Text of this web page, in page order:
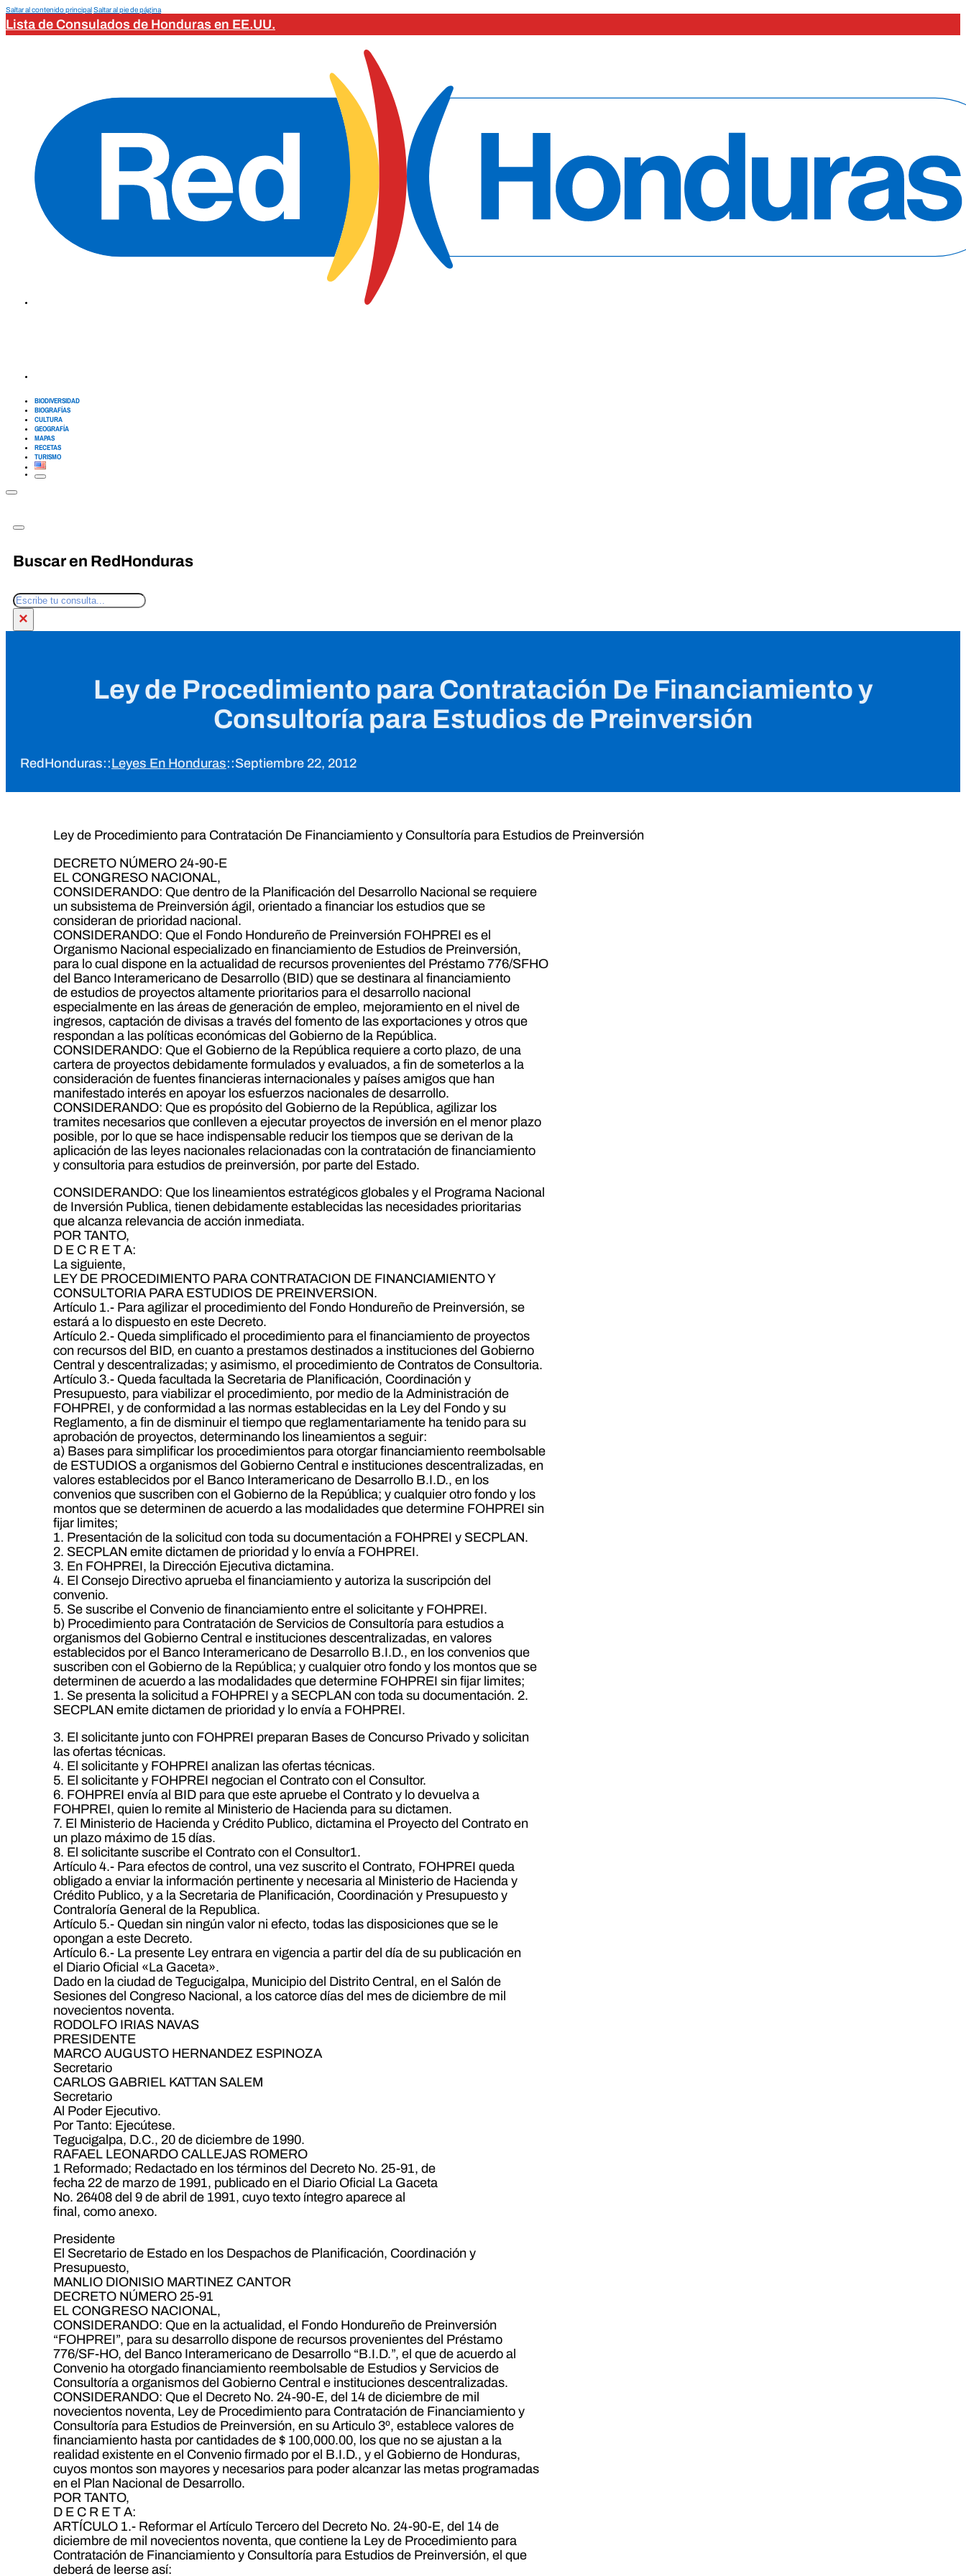
Saltar al contenido principalSaltar al pie de página
Lista de Consulados de Honduras en EE.UU.
BIODIVERSIDAD
BIOGRAFÍAS
CULTURA
GEOGRAFÍA
MAPAS
RECETAS
TURISMO
Buscar en RedHonduras
Buscar
×
Ley de Procedimiento para Contratación De Financiamiento y
Consultoría para Estudios de Preinversión
RedHonduras::Leyes En Honduras::Septiembre 22, 2012
Ley de Procedimiento para Contratación De Financiamiento y Consultoría para Estudios de Preinversión
DECRETO NÚMERO 24-90-E
EL CONGRESO NACIONAL,
CONSIDERANDO: Que dentro de la Planificación del Desarrollo Nacional se requiere
un subsistema de Preinversión ágil, orientado a financiar los estudios que se
consideran de prioridad nacional.
CONSIDERANDO: Que el Fondo Hondureño de Preinversión FOHPREI es el
Organismo Nacional especializado en financiamiento de Estudios de Preinversión,
para lo cual dispone en la actualidad de recursos provenientes del Préstamo 776/SFHO
del Banco Interamericano de Desarrollo (BID) que se destinara al financiamiento
de estudios de proyectos altamente prioritarios para el desarrollo nacional
especialmente en las áreas de generación de empleo, mejoramiento en el nivel de
ingresos, captación de divisas a través del fomento de las exportaciones y otros que
respondan a las políticas económicas del Gobierno de la República.
CONSIDERANDO: Que el Gobierno de la República requiere a corto plazo, de una
cartera de proyectos debidamente formulados y evaluados, a fin de someterlos a la
consideración de fuentes financieras internacionales y países amigos que han
manifestado interés en apoyar los esfuerzos nacionales de desarrollo.
CONSIDERANDO: Que es propósito del Gobierno de la República, agilizar los
tramites necesarios que conlleven a ejecutar proyectos de inversión en el menor plazo
posible, por lo que se hace indispensable reducir los tiempos que se derivan de la
aplicación de las leyes nacionales relacionadas con la contratación de financiamiento
y consultoria para estudios de preinversión, por parte del Estado.
CONSIDERANDO: Que los lineamientos estratégicos globales y el Programa Nacional
de Inversión Publica, tienen debidamente establecidas las necesidades prioritarias
que alcanza relevancia de acción inmediata.
POR TANTO,
D E C R E T A:
La siguiente,
LEY DE PROCEDIMIENTO PARA CONTRATACION DE FINANCIAMIENTO Y
CONSULTORIA PARA ESTUDIOS DE PREINVERSION.
Artículo 1.- Para agilizar el procedimiento del Fondo Hondureño de Preinversión, se
estará a lo dispuesto en este Decreto.
Artículo 2.- Queda simplificado el procedimiento para el financiamiento de proyectos
con recursos del BID, en cuanto a prestamos destinados a instituciones del Gobierno
Central y descentralizadas; y asimismo, el procedimiento de Contratos de Consultoria.
Artículo 3.- Queda facultada la Secretaria de Planificación, Coordinación y
Presupuesto, para viabilizar el procedimiento, por medio de la Administración de
FOHPREI, y de conformidad a las normas establecidas en la Ley del Fondo y su
Reglamento, a fin de disminuir el tiempo que reglamentariamente ha tenido para su
aprobación de proyectos, determinando los lineamientos a seguir:
a) Bases para simplificar los procedimientos para otorgar financiamiento reembolsable
de ESTUDIOS a organismos del Gobierno Central e instituciones descentralizadas, en
valores establecidos por el Banco Interamericano de Desarrollo B.I.D., en los
convenios que suscriben con el Gobierno de la República; y cualquier otro fondo y los
montos que se determinen de acuerdo a las modalidades que determine FOHPREI sin
fijar limites;
1. Presentación de la solicitud con toda su documentación a FOHPREI y SECPLAN.
2. SECPLAN emite dictamen de prioridad y lo envía a FOHPREI.
3. En FOHPREI, la Dirección Ejecutiva dictamina.
4. El Consejo Directivo aprueba el financiamiento y autoriza la suscripción del
convenio.
5. Se suscribe el Convenio de financiamiento entre el solicitante y FOHPREI.
b) Procedimiento para Contratación de Servicios de Consultoría para estudios a
organismos del Gobierno Central e instituciones descentralizadas, en valores
establecidos por el Banco Interamericano de Desarrollo B.I.D., en los convenios que
suscriben con el Gobierno de la República; y cualquier otro fondo y los montos que se
determinen de acuerdo a las modalidades que determine FOHPREI sin fijar limites;
1. Se presenta la solicitud a FOHPREI y a SECPLAN con toda su documentación. 2.
SECPLAN emite dictamen de prioridad y lo envía a FOHPREI.
3. El solicitante junto con FOHPREI preparan Bases de Concurso Privado y solicitan
las ofertas técnicas.
4. El solicitante y FOHPREI analizan las ofertas técnicas.
5. El solicitante y FOHPREI negocian el Contrato con el Consultor.
6. FOHPREI envía al BID para que este apruebe el Contrato y lo devuelva a
FOHPREI, quien lo remite al Ministerio de Hacienda para su dictamen.
7. El Ministerio de Hacienda y Crédito Publico, dictamina el Proyecto del Contrato en
un plazo máximo de 15 días.
8. El solicitante suscribe el Contrato con el Consultor1.
Artículo 4.- Para efectos de control, una vez suscrito el Contrato, FOHPREI queda
obligado a enviar la información pertinente y necesaria al Ministerio de Hacienda y
Crédito Publico, y a la Secretaria de Planificación, Coordinación y Presupuesto y
Contraloría General de la Republica.
Artículo 5.- Quedan sin ningún valor ni efecto, todas las disposiciones que se le
opongan a este Decreto.
Artículo 6.- La presente Ley entrara en vigencia a partir del día de su publicación en
el Diario Oficial «La Gaceta».
Dado en la ciudad de Tegucigalpa, Municipio del Distrito Central, en el Salón de
Sesiones del Congreso Nacional, a los catorce días del mes de diciembre de mil
novecientos noventa.
RODOLFO IRIAS NAVAS
PRESIDENTE
MARCO AUGUSTO HERNANDEZ ESPINOZA
Secretario
CARLOS GABRIEL KATTAN SALEM
Secretario
Al Poder Ejecutivo.
Por Tanto: Ejecútese.
Tegucigalpa, D.C., 20 de diciembre de 1990.
RAFAEL LEONARDO CALLEJAS ROMERO
1 Reformado; Redactado en los términos del Decreto No. 25-91, de
fecha 22 de marzo de 1991, publicado en el Diario Oficial La Gaceta
No. 26408 del 9 de abril de 1991, cuyo texto íntegro aparece al
final, como anexo.
Presidente
El Secretario de Estado en los Despachos de Planificación, Coordinación y
Presupuesto,
MANLIO DIONISIO MARTINEZ CANTOR
DECRETO NÚMERO 25-91
EL CONGRESO NACIONAL,
CONSIDERANDO: Que en la actualidad, el Fondo Hondureño de Preinversión
“FOHPREI”, para su desarrollo dispone de recursos provenientes del Préstamo
776/SF-HO, del Banco Interamericano de Desarrollo “B.I.D.”, el que de acuerdo al
Convenio ha otorgado financiamiento reembolsable de Estudios y Servicios de
Consultoría a organismos del Gobierno Central e instituciones descentralizadas.
CONSIDERANDO: Que el Decreto No. 24-90-E, del 14 de diciembre de mil
novecientos noventa, Ley de Procedimiento para Contratación de Financiamiento y
Consultoría para Estudios de Preinversión, en su Articulo 3º, establece valores de
financiamiento hasta por cantidades de $ 100,000.00, los que no se ajustan a la
realidad existente en el Convenio firmado por el B.I.D., y el Gobierno de Honduras,
cuyos montos son mayores y necesarios para poder alcanzar las metas programadas
en el Plan Nacional de Desarrollo.
POR TANTO,
D E C R E T A:
ARTÍCULO 1.- Reformar el Artículo Tercero del Decreto No. 24-90-E, del 14 de
diciembre de mil novecientos noventa, que contiene la Ley de Procedimiento para
Contratación de Financiamiento y Consultoría para Estudios de Preinversión, el que
deberá de leerse así: